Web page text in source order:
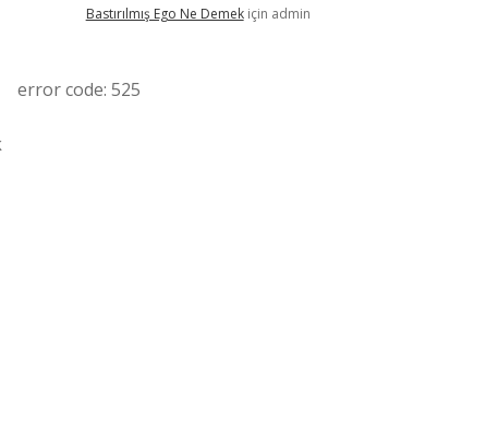
Bastırılmış Ego Ne Demekiçin admin
error code: 525